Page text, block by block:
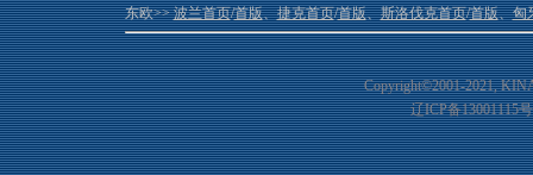
东欧>>波兰首页/首版、捷克首页/首版、斯洛伐克首页/首版、匈
Copyright©2001-2021,
辽ICP备13001115